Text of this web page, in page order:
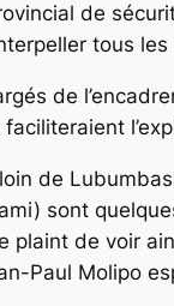
de
tous
de
de
sont
plaint de voir
Paul Molipo